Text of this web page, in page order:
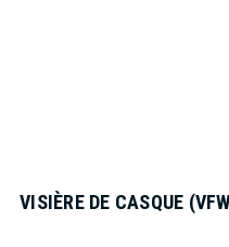
VISIÈRE DE CASQUE